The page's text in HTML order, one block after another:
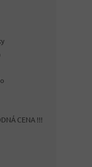
CENA !!!